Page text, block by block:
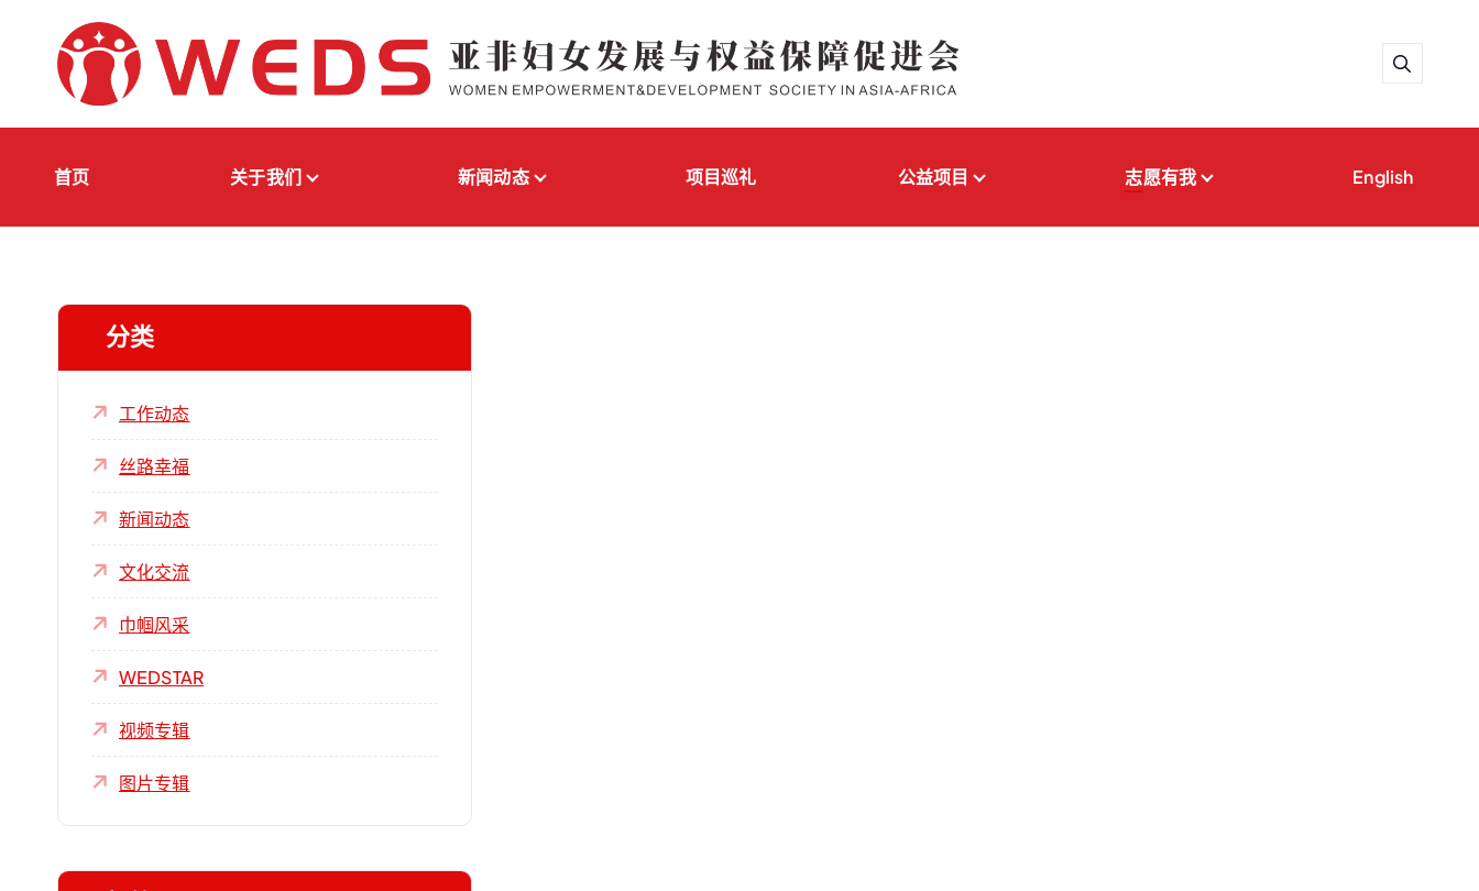
容
首页 关于我们 新闻动态 项目巡礼 公益项目 志愿有我 English
分类
工作动态
丝路幸福
新闻动态
文化交流
巾帼风采
WEDSTAR
视频专辑
图片专辑